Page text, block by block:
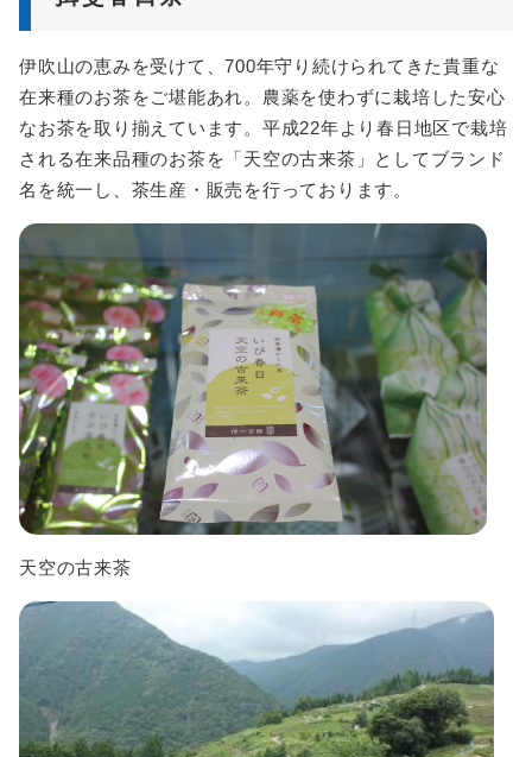
伊吹山の恵みを受けて、700年守り続けられてきた貴重な
在来種のお茶をご堪能あれ。農薬を使わずに栽培した安心
なお茶を取り揃えています。平成22年より春日地区で栽培
される在来品種のお茶を「天空の古来茶」としてブランド
名を統一し、茶生産・販売を行っております。
天空の古来茶